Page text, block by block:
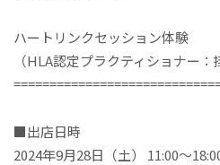
ハートリンクセッション体験
（HLA認定プラクティショナー：
■出店日時
2024年9月28日（土） 11:00～